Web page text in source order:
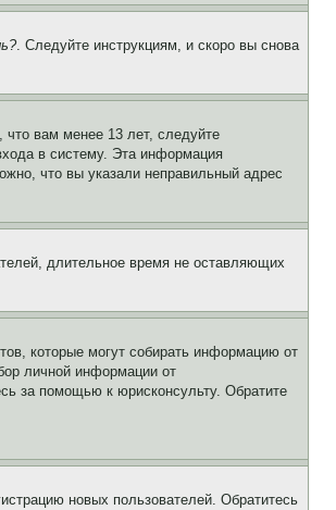
. Следуйте инструкциям, и скоро вы снова
вам менее 13 лет, следуйте
в систему. Эта информация
что вы указали неправильный адрес
длительное время не оставляющих
которые могут собирать информацию от
личной информации от
за помощью к юрисконсульту. Обратите
новых пользователей. Обратитесь